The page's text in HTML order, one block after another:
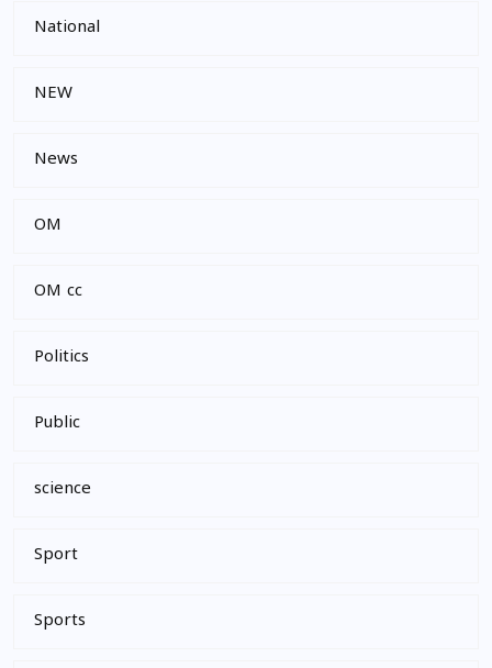
National
NEW
News
OM
OM cc
Politics
Public
science
Sport
Sports